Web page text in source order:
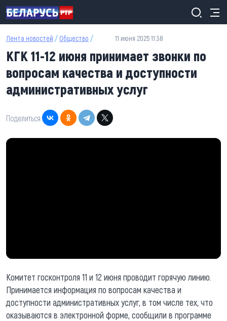
Перейти к основному содержанию
Лента новостей / Общество / 11 июня 2025 11:38
КГК 11-12 июня принимает звонки по
вопросам качества и доступности
административных услуг
Поделиться:
Комитет госконтроля 11 и 12 июня проводит горячую линию.
Принимается информация по вопросам качества и
доступности административных услуг, в том числе тех, что
оказываются в электронной форме, сообщили в программе